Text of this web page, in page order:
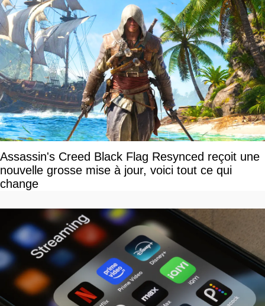
Assassin's Creed Black Flag Resynced reçoit une
nouvelle grosse mise à jour, voici tout ce qui
change